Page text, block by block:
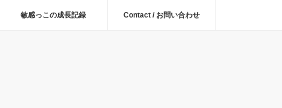
敏感っこの成長記録 Contact / お問い合わせ